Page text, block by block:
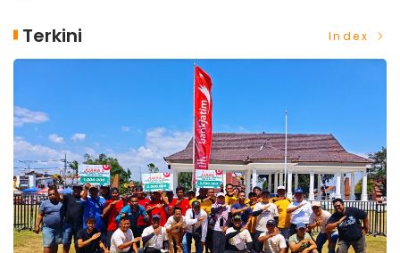
Terkini Index